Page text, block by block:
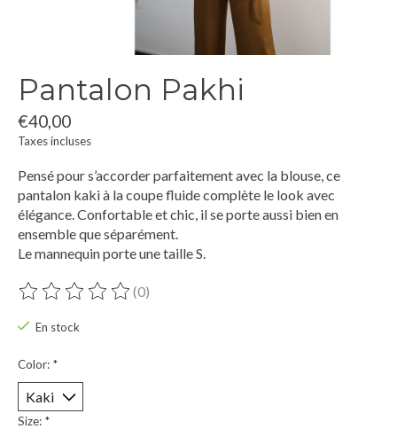
Pantalon Pakhi
€40,00
Taxes incluses
Pensé pour s’accorder parfaitement avec la blouse, ce
pantalon kaki à la coupe fluide complète le look avec
élégance. Confortable et chic, il se porte aussi bien en
ensemble que séparément.
Le mannequin porte une taille S.
Ce produit est évalué à
(0)
En stock
Color: *
Size: *